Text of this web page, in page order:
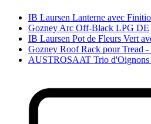
IB Laursen Lanterne avec
Gozney Arc Off-Black LPG DE
IB Laursen Pot de Fleurs Vert
Gozney Roof Rack pour Tread
AUSTROSAAT Trio d'Oignons